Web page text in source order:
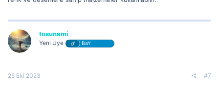
tosunami
Yeni Üye BaY
25 Eki 2023 #7